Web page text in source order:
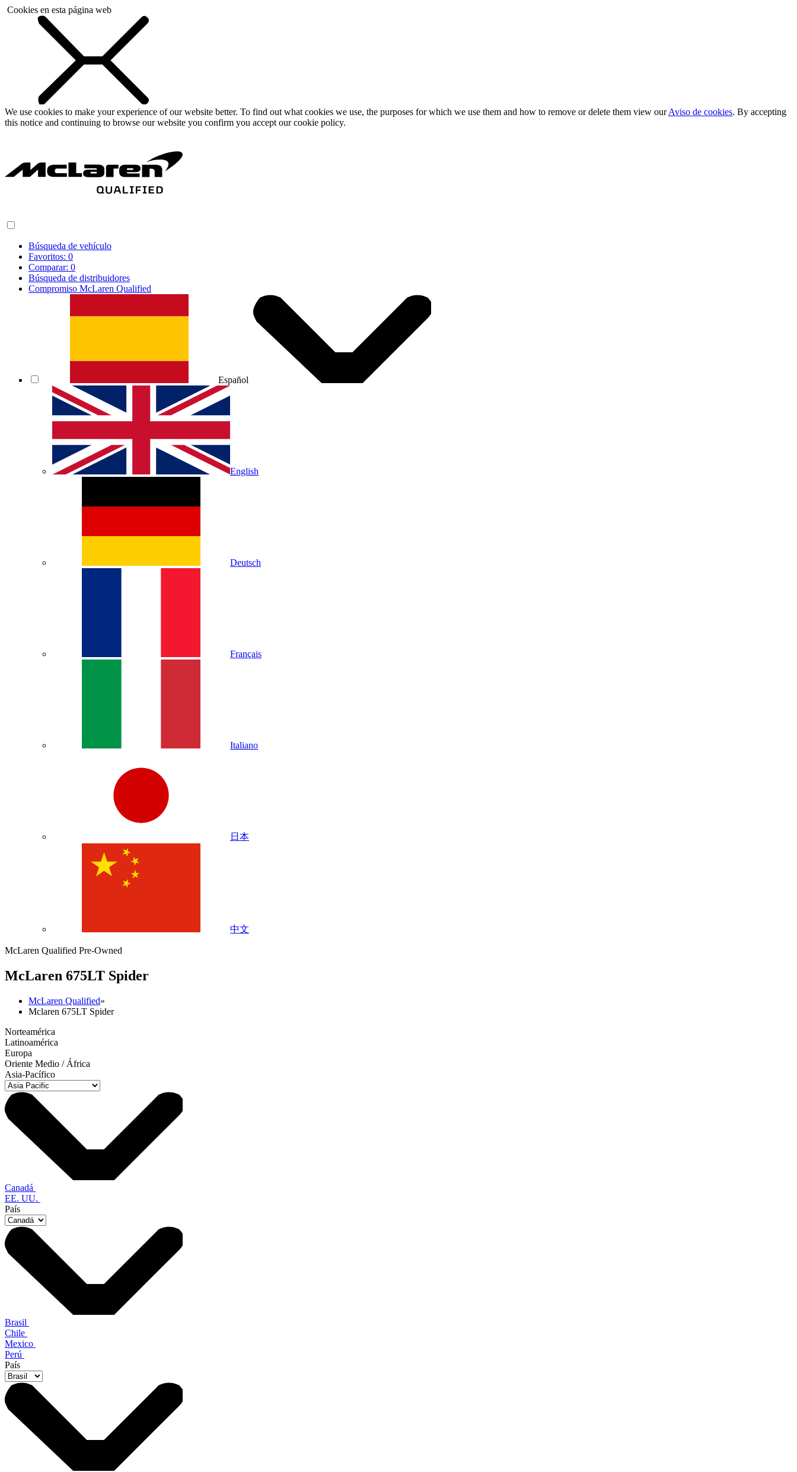
Cookies en esta página web
We use cookies to make your experience of our website better. To find out what cookies we use, the purposes for which we use them and how to remove or delete them view ourAviso de cookies. By accepting
this notice and continuing to browse our website you confirm you accept our cookie policy.
Búsqueda de vehículo
Favoritos: 0
Comparar: 0
Búsqueda de distribuidores
Compromiso McLaren Qualified
Español
English
Deutsch
Français
Italiano
日本
中文
McLaren Qualified Pre-Owned
McLaren 675LT Spider
McLaren Qualified»
Mclaren 675LT Spider
Norteamérica
Latinoamérica
Europa
Oriente Medio / África
Asia-Pacífico
Canadá
EE. UU.
País
Brasil
Chile
Mexico
Perú
País